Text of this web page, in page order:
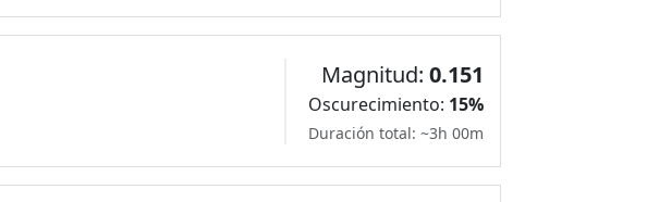
Magnitud: 0.151
Oscurecimiento: 15%
Duración total: ~3h 00m